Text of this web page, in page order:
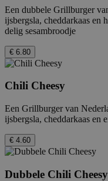
Een dubbele Grillburger
ijsbergsla, cheddarkaas en
delig sesambroodje
€ 6.80
Chili Cheesy
Een Grillburger van
ijsbergsla, cheddarkaas en
€ 4.60
Dubbele Chili Cheesy